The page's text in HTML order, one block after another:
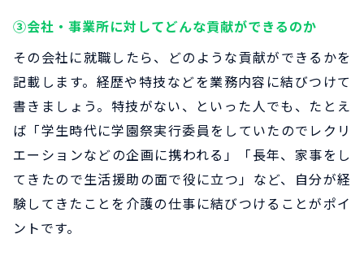
③会社・事業所に対してどんな貢献ができるのか
その会社に就職したら、どのような貢献ができるかを
記載します。経歴や特技などを業務内容に結びつけて
書きましょう。特技がない、といった人でも、たとえ
ば「学生時代に学園祭実行委員をしていたのでレクリ
エーションなどの企画に携われる」「長年、家事をし
てきたので生活援助の面で役に立つ」など、自分が経
験してきたことを介護の仕事に結びつけることがポイ
ントです。